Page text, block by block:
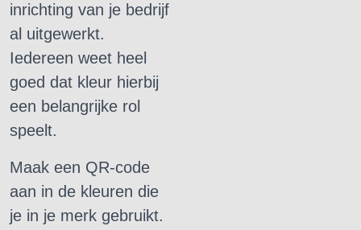
inrichting van je bedrijf
al uitgewerkt.
Iedereen weet heel
goed dat kleur hierbij
een belangrijke rol
speelt.
Maak een QR-code
aan in de kleuren die
je in je merk gebruikt.